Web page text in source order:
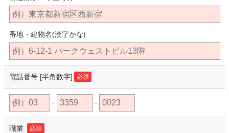
番地・建物名(漢字かな)
電話番号[半角数字] 必須
- -
職業 必須